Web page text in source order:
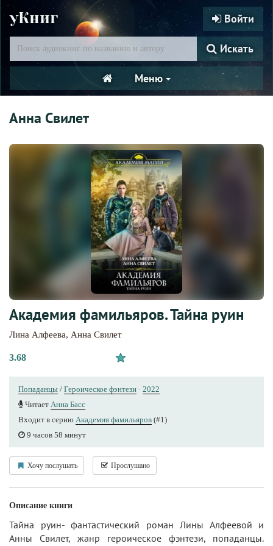
уКниг Войти
Искать
Меню
Анна Свилет
Академия фамильяров. Тайна руин
Лина Алфеева, Анна Свилет
3.68
Попаданцы / Героическое фэнтези · 2022
Читает Анна Басс
Входит в серию Академия фамильяров (#1)
9 часов 58 минут
Хочу послушать Прослушано
Описание книги
Тайна руин- фантастический роман Лины Алфеевой и
Анны Свилет, жанр героическое фэнтези, попаданцы.